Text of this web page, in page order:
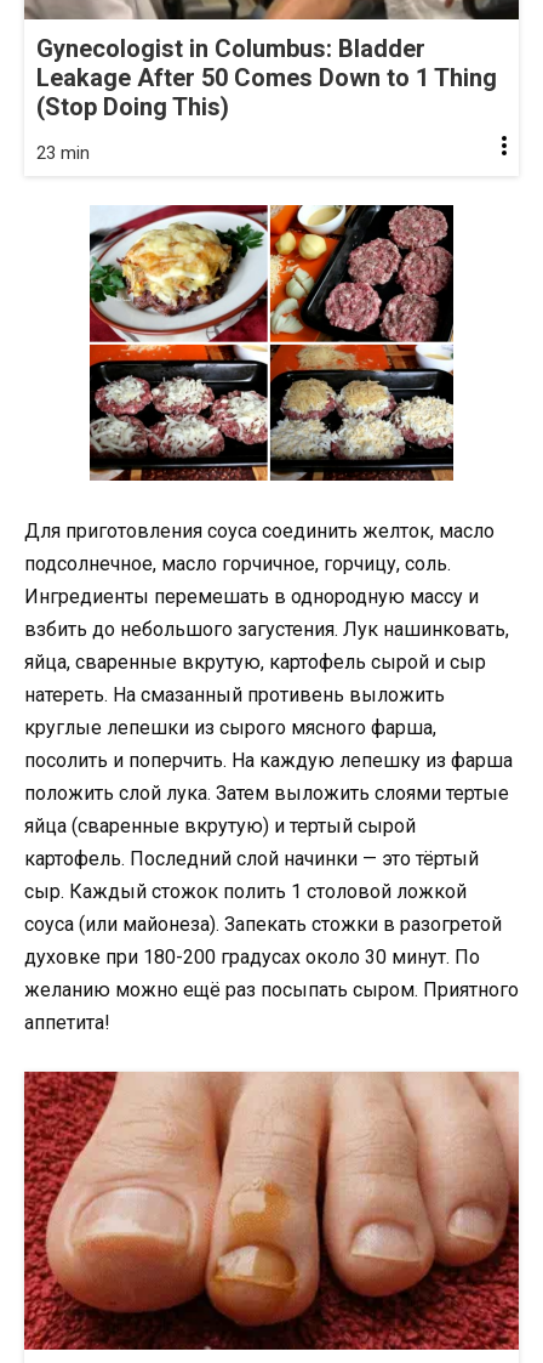
Gynecologist in Columbus: Bladder
Leakage After 50 Comes Down to 1 Thing
(Stop Doing This)
23 min
Для приготовления соуса соединить желток, масло
подсолнечное, масло горчичное, горчицу, соль.
Ингредиенты перемешать в однородную массу и
взбить до небольшого загустения. Лук нашинковать,
яйца, сваренные вкрутую, картофель сырой и сыр
натереть. На смазанный противень выложить
круглые лепешки из сырого мясного фарша,
посолить и поперчить. На каждую лепешку из фарша
положить слой лука. Затем выложить слоями тертые
яйца (сваренные вкрутую) и тертый сырой
картофель. Последний слой начинки — это тёртый
сыр. Каждый стожок полить 1 столовой ложкой
соуса (или майонеза). Запекать стожки в разогретой
духовке при 180-200 градусах около 30 минут. По
желанию можно ещё раз посыпать сыром. Приятного
аппетита!